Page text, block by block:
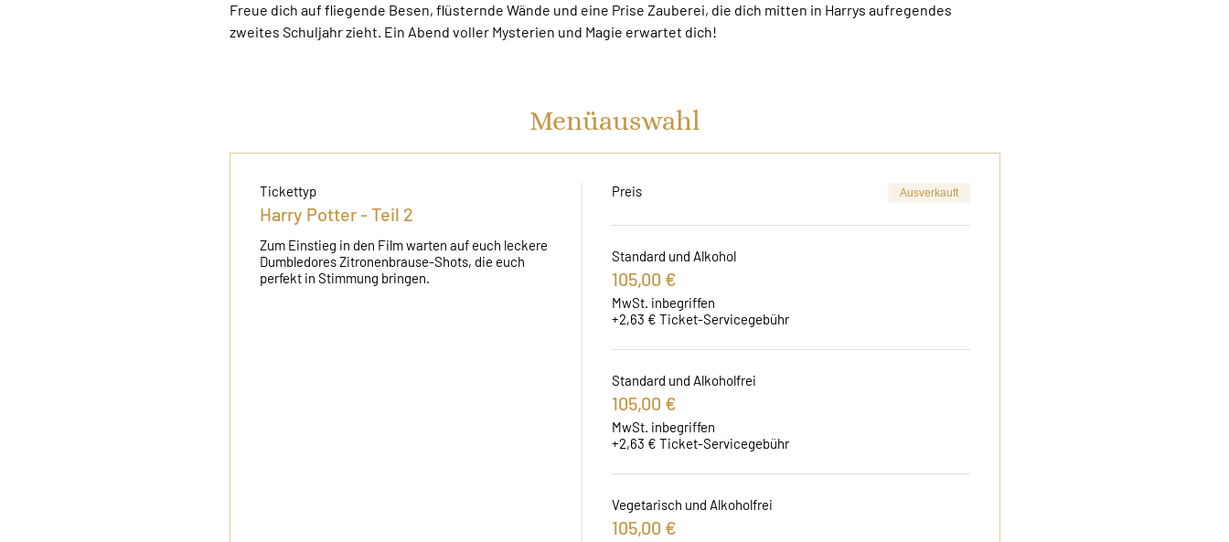
Freue dich auf fliegende Besen, flüsternde Wände und eine Prise Zauberei, die dich mitten in Harrys aufregendes
zweites Schuljahr zieht. Ein Abend voller Mysterien und Magie erwartet dich!
Menüauswahl
Tickettyp
Harry Potter - Teil 2
Zum Einstieg in den Film warten auf euch leckere
Dumbledores Zitronenbrause-Shots, die euch
perfekt in Stimmung bringen.
Preis Ausverkauft
Standard und Alkohol
105,00 €
MwSt. inbegriffen
+2,63 € Ticket-Servicegebühr
Standard und Alkoholfrei
105,00 €
MwSt. inbegriffen
+2,63 € Ticket-Servicegebühr
Vegetarisch und Alkoholfrei
105,00 €